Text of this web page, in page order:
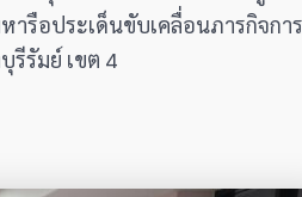
ารือประเด็นขับเคลื่อนภารกิจกา
รัมย์ เขต 4